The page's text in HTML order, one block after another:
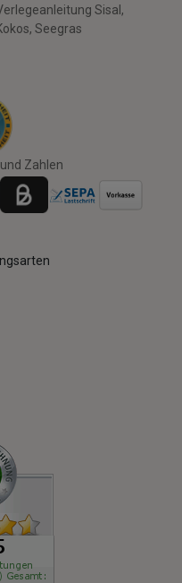
Sisal,
Seegras
Zahlen